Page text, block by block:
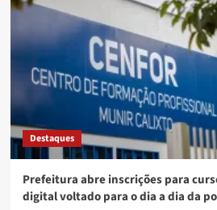
Destaques
Prefeitura abre inscrições para
digital voltado para o dia a dia da